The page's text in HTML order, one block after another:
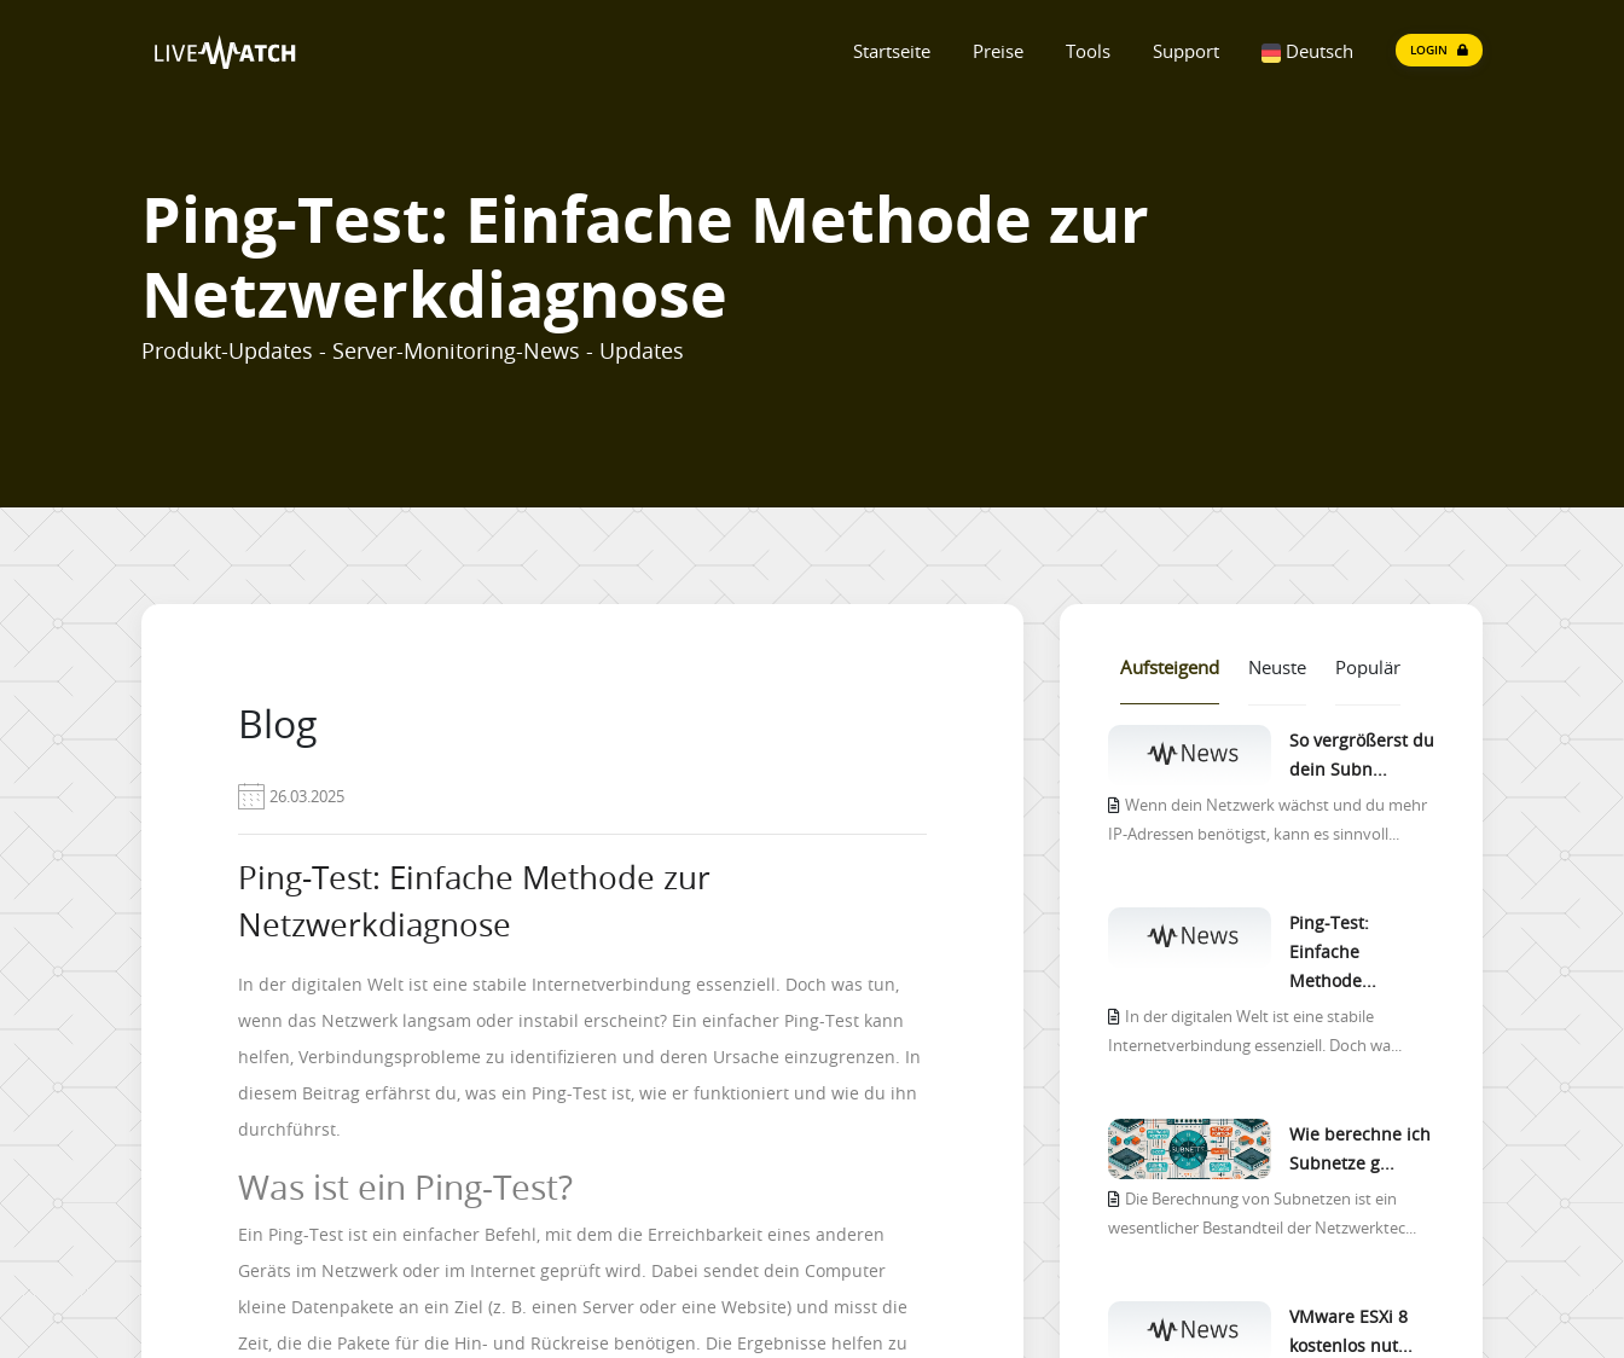
Startseite Preise Tools Support Deutsch LOGIN
Ping-Test: Einfache Methode zur
Netzwerkdiagnose
Produkt-Updates - Server-Monitoring-News - Updates
Blog
26.03.2025
Ping-Test: Einfache Methode zur
Netzwerkdiagnose
In der digitalen Welt ist eine stabile Internetverbindung essenziell. Doch was tun,
wenn das Netzwerk langsam oder instabil erscheint? Ein einfacher Ping-Test kann
helfen, Verbindungsprobleme zu identifizieren und deren Ursache einzugrenzen. In
diesem Beitrag erfährst du, was ein Ping-Test ist, wie er funktioniert und wie du ihn
durchführst.
Was ist ein Ping-Test?
Ein Ping-Test ist ein einfacher Befehl, mit dem die Erreichbarkeit eines anderen
Geräts im Netzwerk oder im Internet geprüft wird. Dabei sendet dein Computer
kleine Datenpakete an ein Ziel (z. B. einen Server oder eine Website) und misst die
Zeit, die die Pakete für die Hin- und Rückreise benötigen. Die Ergebnisse helfen zu
Aufsteigend Neuste Populär
So vergrößerst du
dein Subn...
Wenn dein Netzwerk wächst und du mehr
IP-Adressen benötigst, kann es sinnvoll...
Ping-Test:
Einfache
Methode...
In der digitalen Welt ist eine stabile
Internetverbindung essenziell. Doch wa...
Wie berechne ich
Subnetze g...
Die Berechnung von Subnetzen ist ein
wesentlicher Bestandteil der Netzwerktec...
VMware ESXi 8
kostenlos nut...